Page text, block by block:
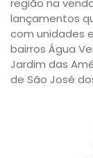
região na
lançamentos
com unidades
bairros Água
Jardim das
de São José